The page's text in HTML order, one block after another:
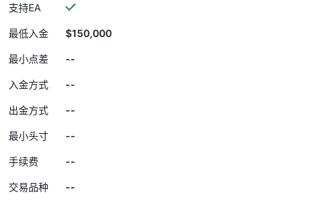
支持EA
最低入金 $150,000
最小点差 --
入金方式 --
出金方式 --
最小头寸 --
手续费 --
交易品种 --